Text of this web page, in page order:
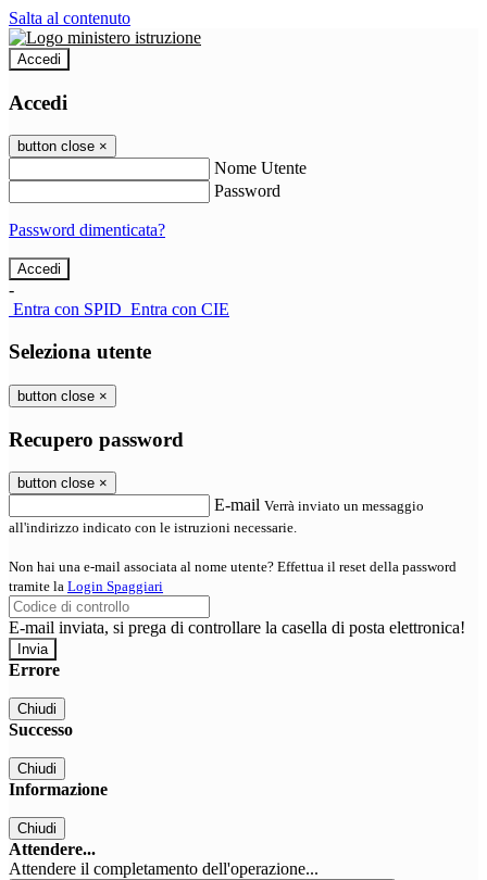
Salta al contenuto
Accedi
Accedi
button close ×
Nome Utente
Password
Password dimenticata?
-
Entra con SPID Entra con CIE
Seleziona utente
button close ×
Recupero password
button close ×
E-mail Verrà inviato un messaggio
all'indirizzo indicato con le istruzioni necessarie.
Non hai una e-mail associata al nome utente? Effettua il reset della password
tramite la Login Spaggiari
E-mail inviata, si prega di controllare la casella di posta elettronica!
Errore
Chiudi
Successo
Chiudi
Informazione
Chiudi
Attendere...
Attendere il completamento dell'operazione...